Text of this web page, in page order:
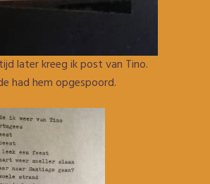
later kreeg ik post van Tino.
had hem opgespoord.